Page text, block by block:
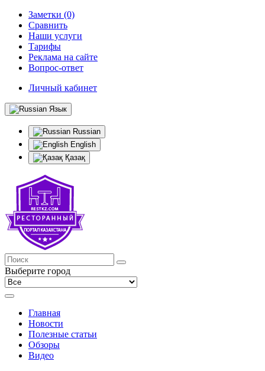
Заметки (0)
Сравнить
Наши услуги
Тарифы
Реклама на сайте
Вопрос-ответ
Личный кабинет
Язык
Russian
English
Қазақ
Выберите город
Главная
Новости
Полезные статьи
Обзоры
Видео